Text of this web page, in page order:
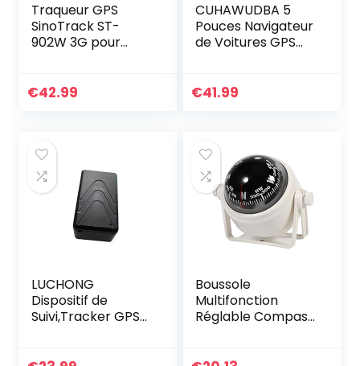
Traqueur GPS
SinoTrack ST-
902W 3G pour
Dispositif de Suivi
€42.99
CUHAWUDBA 5
Pouces Navigateur
de Voitures GPS
Navigateur 256MB
€41.99
LUCHONG
Dispositif de
Suivi,Tracker GPS
Boussole
Multifonction
Réglable Compas